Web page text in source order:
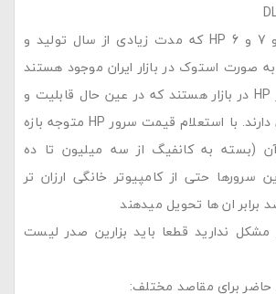
سرور های نسل 8 و 7 و 6 HP که مدت زیادی از سال تولید و
صورت استوک در بازار ایران موجود هستند
و جز ارزانترین سرور HP در بازار هستند که در عین حال قابلیت و
عملکرد بسیار بالایی دارند. با استعلام قیمت سرور HP متوجه بازه
(بسته به کانفیگ از سه میلیون تا ده
سرورها حتی از کامپیوتر خانگی ارزان تر
ان ها تحویل میدهند
ندارید قطعا باید بزارین صدر لیست
برای مقاصد مختلف: